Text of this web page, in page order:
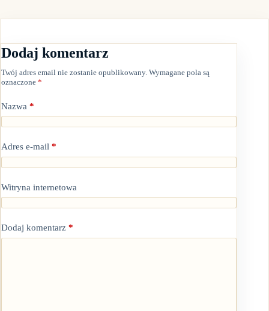
Dodaj komentarz
Twój adres email nie zostanie opublikowany. Wymagane pola są
oznaczone *
Nazwa *
Adres e-mail *
Witryna internetowa
Dodaj komentarz *